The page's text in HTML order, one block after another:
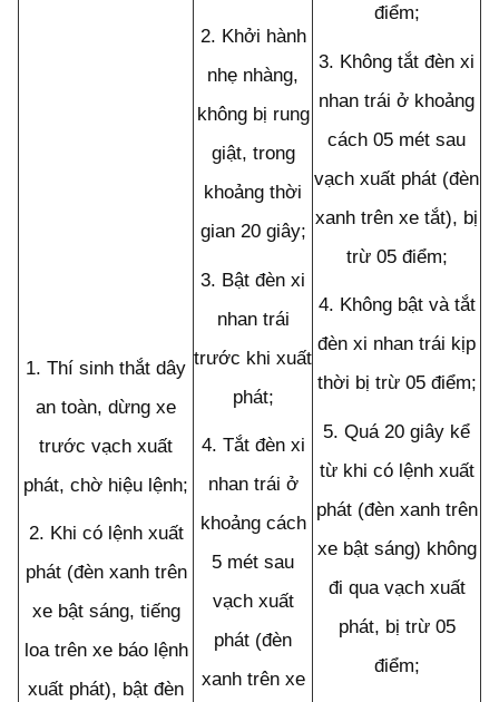
1. Thí sinh thắt dây
an toàn, dừng xe
trước vạch xuất
phát, chờ hiệu lệnh;
2. Khi có lệnh xuất
phát (đèn xanh trên
xe bật sáng, tiếng
loa trên xe báo lệnh
xuất phát), bật đèn
2. Khởi hành
nhẹ nhàng,
không bị rung
giật, trong
khoảng thời
gian 20 giây;
3. Bật đèn xi
nhan trái
trước khi xuất
phát;
4. Tắt đèn xi
nhan trái ở
khoảng cách
5 mét sau
vạch xuất
phát (đèn
xanh trên xe
điểm;
3. Không tắt đèn xi
nhan trái ở khoảng
cách 05 mét sau
vạch xuất phát (đèn
xanh trên xe tắt), bị
trừ 05 điểm;
4. Không bật và tắt
đèn xi nhan trái kịp
thời bị trừ 05 điểm;
5. Quá 20 giây kể
từ khi có lệnh xuất
phát (đèn xanh trên
xe bật sáng) không
đi qua vạch xuất
phát, bị trừ 05
điểm;